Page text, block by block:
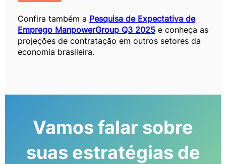
Confira também a Pesquisa de Expectativa de
Emprego ManpowerGroup Q3 2025 e conheça as
projeções de contratação em outros setores da
economia brasileira.
Vamos falar sobre
suas estratégias de